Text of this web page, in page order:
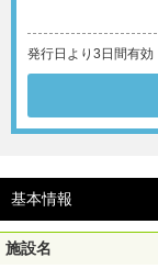
※現金のみご利用可能
※1画面につき1グル
※他の割引サービス
発行日より3日間有効
基本情報
施設名